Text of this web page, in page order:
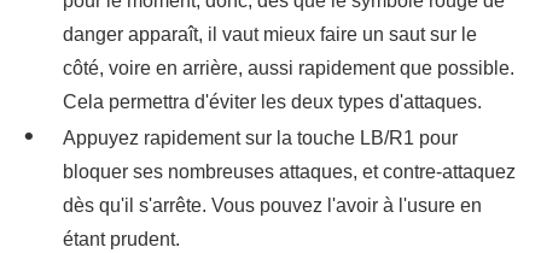
danger apparaît, il vaut mieux faire un saut sur le
côté, voire en arrière, aussi rapidement que possible.
Cela permettra d'éviter les deux types d'attaques.
Appuyez rapidement sur la touche LB/R1 pour
bloquer ses nombreuses attaques, et contre-attaquez
dès qu'il s'arrête. Vous pouvez l'avoir à l'usure en
étant prudent.